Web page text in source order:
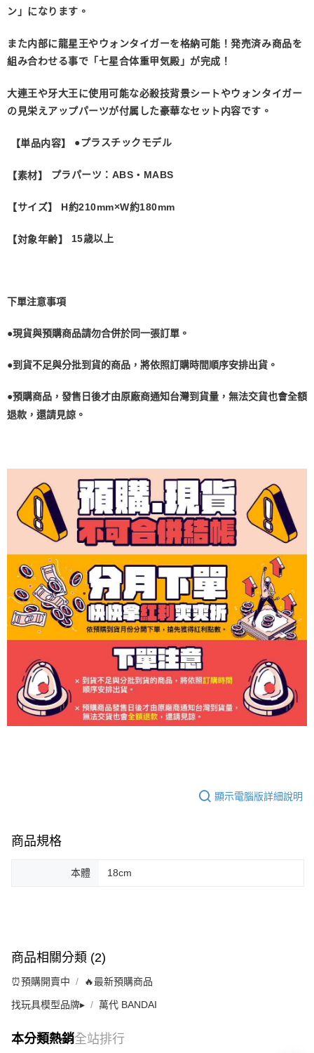
ン」になります。
また内部に龍星王やウォンタイガーを格納可能！発売済み商品を
組み合わせる事で「七星合体重甲気殿」が完成！
大連王や牙大王に使用可能な必殺技背景シートやウォンタイガー
の見栄えアップパーツが付属した豪華なセット内容です。
【単品内容】 ●プラスチックモデル
【素材】 プラパーツ：ABS・MABS
【サイズ】 H約210mm×W約180mm
【対象年齢】 15歳以上
下單注意事項
●現貨與預購商品請勿合併於同一張訂單。
●到貨不足與分批到貨的商品，將依照訂購時間順序安排出貨。
●預購商品，發售日後才由原廠商通知台灣到貨量，無法交貨也會全額
退款，還請見諒。
顯示電腦版詳細說明
商品規格
本體 18cm
商品相關分類 (2)
⏰預購開賣中 🔥最新預購商品
找玩具模型品牌▸ 萬代 BANDAI
本分類熱銷全站排行